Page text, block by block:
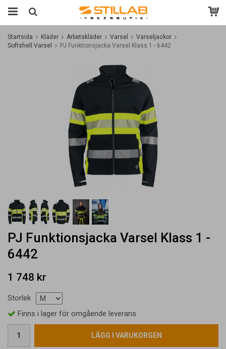
Startsida Kläder Arbetskläder Varsel
Varseljackor
Softshell Varsel
PJ Funktionsjacka Varsel Klass 1 - 6442
PJ Funktionsjacka Varsel Klass 1 -
6442
1 748 kr
Storlek
Finns i lager för omgående leverans
LÄGG I VARUKORGEN